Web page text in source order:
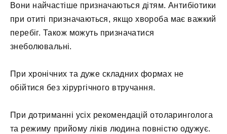
Вони найчастіше призначаються дітям. Антибіотики
при отиті призначаються, якщо хвороба має важкий
перебіг. Також можуть призначатися
знеболювальні.
При хронічних та дуже складних формах не
обійтися без хірургічного втручання.
При дотриманні усіх рекомендацій отоларинголога
та режиму прийому ліків людина повністю одужує.